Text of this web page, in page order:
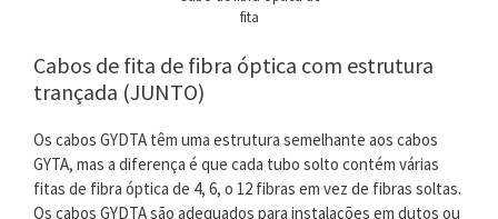
fita
Cabos de fita de fibra óptica com estrutura
trançada (JUNTO)
Os cabos GYDTA têm uma estrutura semelhante aos cabos
GYTA, mas a diferença é que cada tubo solto contém várias
fitas de fibra óptica de 4, 6, o 12 fibras em vez de fibras soltas.
Os cabos GYDTA são adequados para instalações em dutos ou